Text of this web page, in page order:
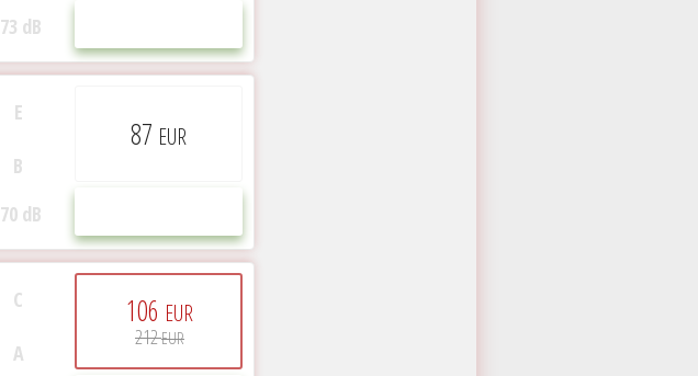
73 dB
E
B
70 dB
87 EUR
C
A
106 EUR
212EUR